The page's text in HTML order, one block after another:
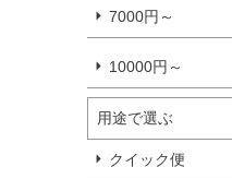
7000円～
10000円～
用途で選ぶ
クイック便